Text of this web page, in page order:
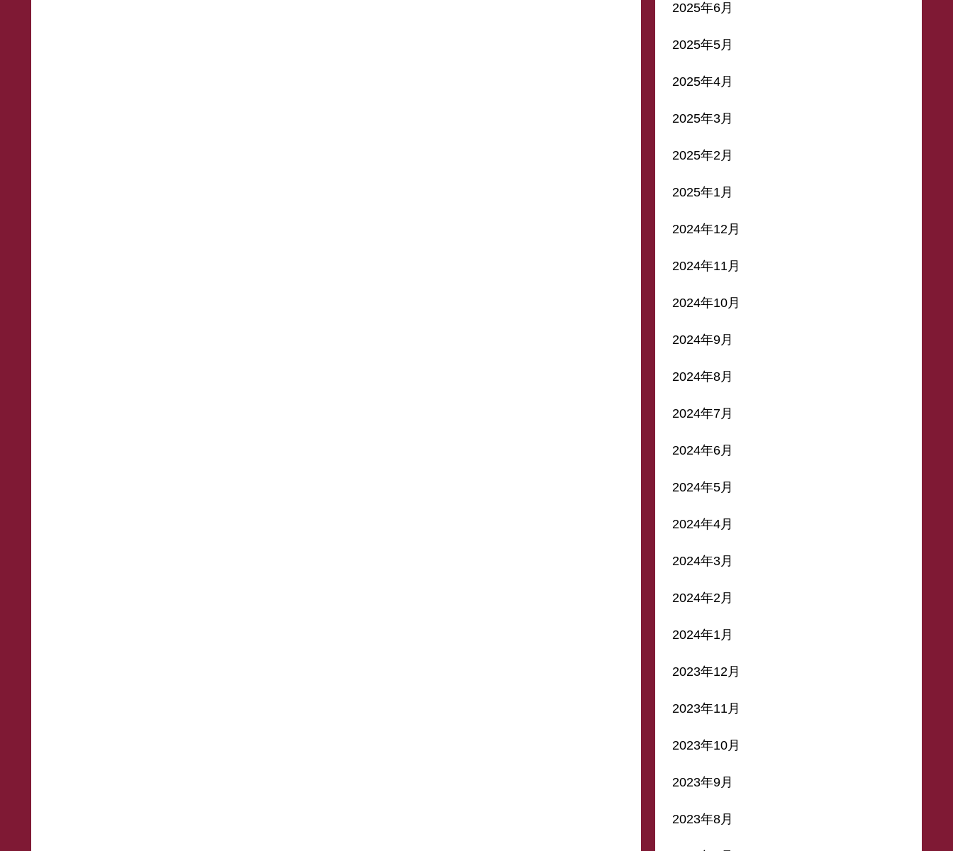
2025年6月
2025年5月
2025年4月
2025年3月
2025年2月
2025年1月
2024年12月
2024年11月
2024年10月
2024年9月
2024年8月
2024年7月
2024年6月
2024年5月
2024年4月
2024年3月
2024年2月
2024年1月
2023年12月
2023年11月
2023年10月
2023年9月
2023年8月